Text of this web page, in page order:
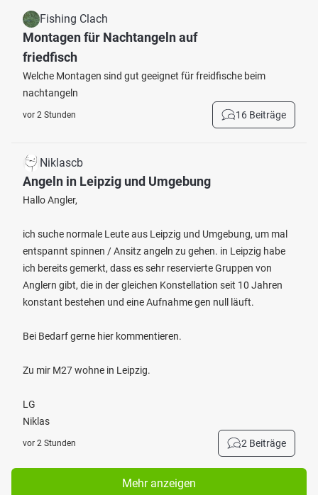
Fishing Clach
Montagen für Nachtangeln auf
friedfisch
Welche Montagen sind gut geeignet für freidfische beim
nachtangeln
vor 2 Stunden 16 Beiträge
Niklascb
Angeln in Leipzig und Umgebung
Hallo Angler,
ich suche normale Leute aus Leipzig und Umgebung, um mal
entspannt spinnen / Ansitz angeln zu gehen. in Leipzig habe
ich bereits gemerkt, dass es sehr reservierte Gruppen von
Anglern gibt, die in der gleichen Konstellation seit 10 Jahren
konstant bestehen und eine Aufnahme gen null läuft.
Bei Bedarf gerne hier kommentieren.
Zu mir M27 wohne in Leipzig.
LG
Niklas
vor 2 Stunden 2 Beiträge
Mehr anzeigen